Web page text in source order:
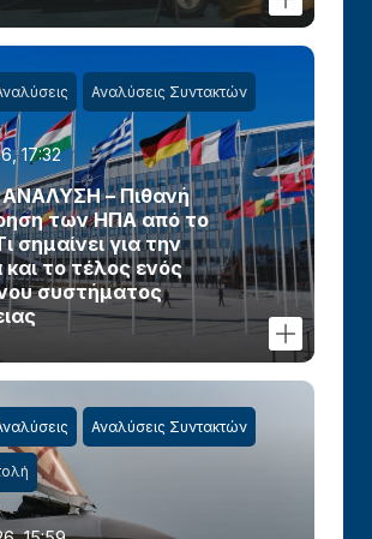
Αναλύσεις Συντακτών
17:32
– Πιθανή
των ΗΠΑ από το
σημαίνει για την
το τέλος ενός
συστήματος
Αναλύσεις Συντακτών